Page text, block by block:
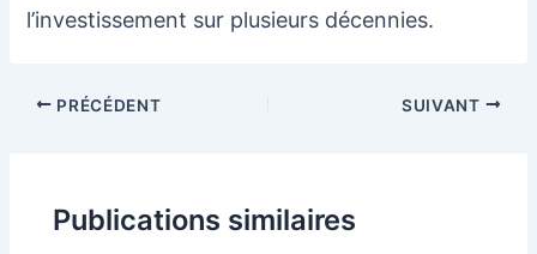
l’investissement sur plusieurs décennies.
NavigationPRÉCÉDENT SUIVANT
Publications similaires